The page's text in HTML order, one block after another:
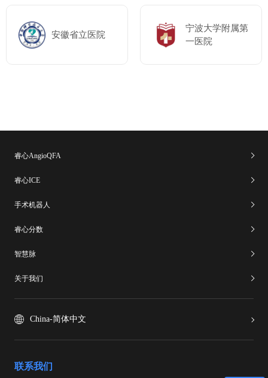
安徽省立医院
宁波大学附属第
一医院
睿心AngioQFA
睿心ICE
手术机器人
睿心分数
智慧脉
关于我们
China-简体中文
联系我们